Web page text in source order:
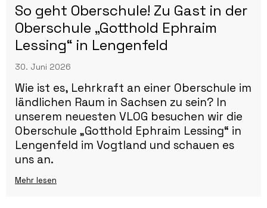
So geht Oberschule! Zu Gast in der
Oberschule „Gotthold Ephraim
Lessing“ in Lengenfeld
30. Juni 2026
Wie ist es, Lehrkraft an einer Oberschule im
ländlichen Raum in Sachsen zu sein? In
unserem neuesten VLOG besuchen wir die
Oberschule „Gotthold Ephraim Lessing“ in
Lengenfeld im Vogtland und schauen es
uns an.
Mehr lesen